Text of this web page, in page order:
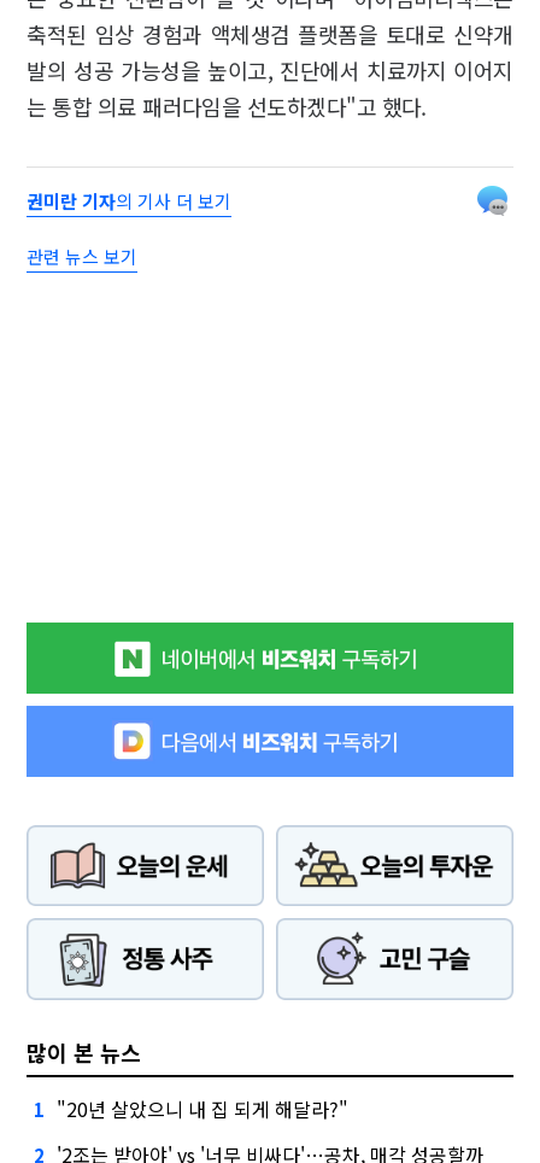
축적된 임상 경험과 액체생검 플랫폼을 토대로 신약개
발의 성공 가능성을 높이고, 진단에서 치료까지 이어지
는 통합 의료 패러다임을 선도하겠다"고 했다.
권미란 기자의 기사 더 보기
관련 뉴스 보기
많이 본 뉴스
1 "20년 살았으니 내 집 되게 해달라?"
2 '2조는 받아야' vs '너무 비싸다'…공차, 매각 성공할까